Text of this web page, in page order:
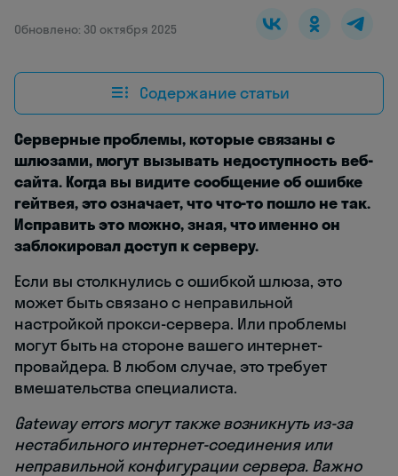
Обновлено: 30 октября 2025
Содержание статьи
Серверные проблемы, которые связаны с
шлюзами, могут вызывать недоступность веб-
сайта. Когда вы видите сообщение об ошибке
гейтвея, это означает, что что-то пошло не так.
Исправить это можно, зная, что именно он
заблокировал доступ к серверу.
Если вы столкнулись с ошибкой шлюза, это
может быть связано с неправильной
настройкой прокси-сервера. Или проблемы
могут быть на стороне вашего интернет-
провайдера. В любом случае, это требует
вмешательства специалиста.
Gateway errors могут также возникнуть из-за
нестабильного интернет-соединения или
неправильной конфигурации сервера. Важно